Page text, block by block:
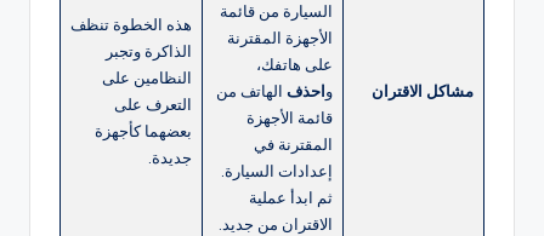
مشاكل الاقتران
السيارة من قائمة
الأجهزة المقترنة
على هاتفك،
واحذف الهاتف من
قائمة الأجهزة
المقترنة في
إعدادات السيارة.
ثم ابدأ عملية
الاقتران من جديد.
هذه الخطوة تنظف
الذاكرة وتجبر
النظامين على
التعرف على
بعضهما كأجهزة
جديدة.